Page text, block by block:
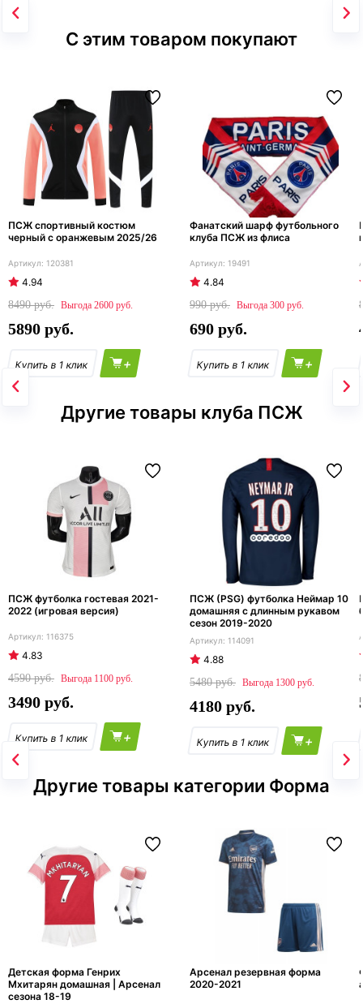
С этим товаром покупают
ПСЖ спортивный костюм
черный с оранжевым 2025/26
120381
4.94
8490
2600
5890
+
Фанатский шарф футбольного
клуба ПСЖ из флиса
19491
4.84
990
300
690
+
Другие товары клуба ПСЖ
ПСЖ футболка гостевая 2021-
2022 (игровая версия)
116375
4.83
4590
1100
3490
+
ПСЖ (PSG) футболка Неймар 10
домашняя с длинным рукавом
сезон 2019-2020
114091
4.88
5480
1300
4180
+
Другие товары категории Форма
Детская форма Генрих
Мхитарян домашная | Арсенал
сезона 18-19
Арсенал резервная форма
2020-2021